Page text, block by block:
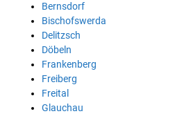
Bernsdorf
Bischofswerda
Delitzsch
Döbeln
Frankenberg
Freiberg
Freital
Glauchau